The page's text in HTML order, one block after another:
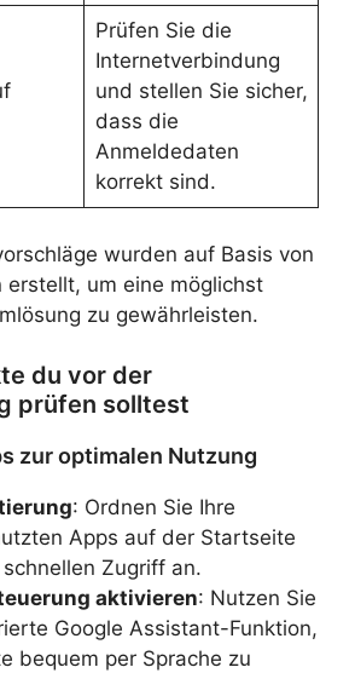
Prüfen Sie die
Internetverbindung
und stellen Sie sicher,
dass die
Anmeldedaten
korrekt sind.
wurden auf Basis von
erstellt, um eine möglichst
zu gewährleisten.
du vor der
prüfen solltest
zur optimalen Nutzung
: Ordnen Sie Ihre
Apps auf der Startseite
Zugriff an.
aktivieren: Nutzen Sie
Google Assistant-Funktion,
bequem per Sprache zu